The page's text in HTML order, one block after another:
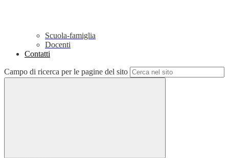
Scuola-famiglia
Docenti
Contatti
Campo di ricerca per le pagine del sito